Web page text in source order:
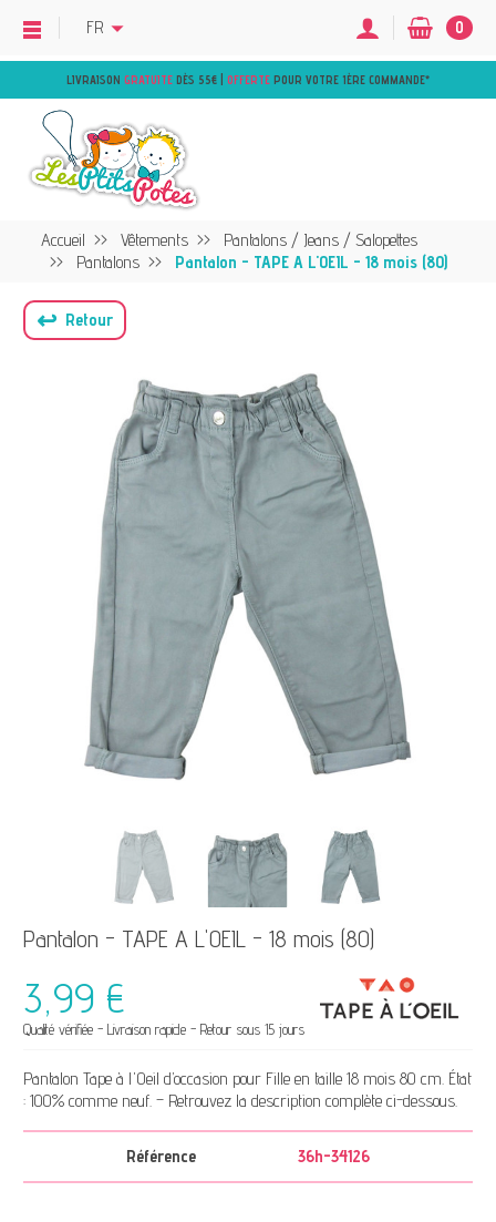
LIVRAISON GRATUITE DÈS 55€ | OFFERTE POUR VOTRE 1ÈRE COMMANDE*
FR 0
Accueil Vêtements
Pantalons / Jeans / Salopettes
Pantalons
Pantalon - TAPE A L'OEIL - 18 mois (80)
↩ Retour
Pantalon - TAPE A L'OEIL - 18 mois (80)
3,99 €
Qualité vérifiée - Livraison rapide - Retour sous 15 jours
Pantalon Tape à l'Oeil d’occasion pour Fille en taille 18 mois 80 cm. État
: 100% comme neuf. – Retrouvez la description complète ci-dessous.
Référence 36h-34126